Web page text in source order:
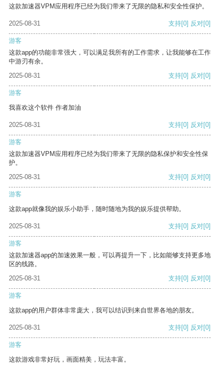
这款加速器VPM应用程序已经为我们带来了无限的隐私和安全性保护。
2025-08-31 支持[0] 反对[0]
游客
这款app的功能非常强大，可以满足我所有的工作需求，让我能够在工作
中游刃有余。
2025-08-31
支持[0] 反对[0]
游客
我喜欢这个软件 作者加油
2025-08-31 支持[0] 反对[0]
游客
这款加速器VPM应用程序已经为我们带来了无限的隐私保护和安全性保
护。
2025-08-31
支持[0] 反对[0]
游客
这款app就像我的娱乐小助手，随时随地为我的娱乐提供帮助。
2025-08-31 支持[0] 反对[0]
游客
这款加速器app的加速效果一般，可以再提升一下，比如能够支持更多地
区的线路。
2025-08-31
支持[0] 反对[0]
游客
这款app的用户群体非常庞大，我可以结识到来自世界各地的朋友。
2025-08-31 支持[0] 反对[0]
游客
这款游戏非常好玩，画面精美，玩法丰富。